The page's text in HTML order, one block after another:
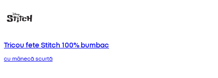
Tricou fete Stitch 100% bumbac
cu mânecă scurtă